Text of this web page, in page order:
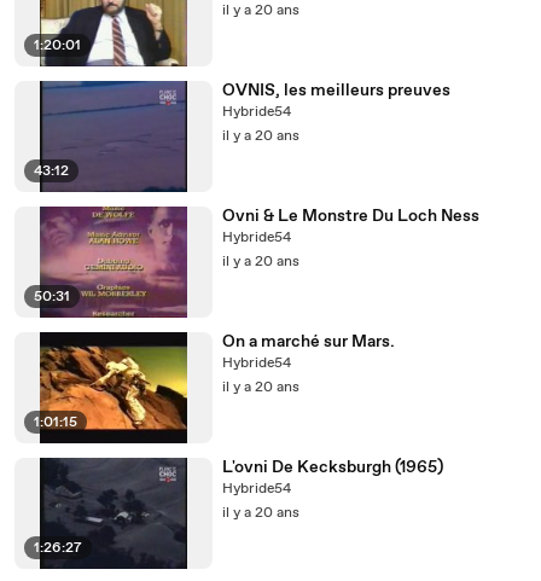
1:20:01
il y a 20 ans
43:12
OVNIS, les meilleurs preuves
Hybride54
il y a 20 ans
50:31
Ovni & Le Monstre Du Loch Ness
Hybride54
il y a 20 ans
1:01:15
On a marché sur Mars.
Hybride54
il y a 20 ans
1:26:27
L'ovni De Kecksburgh (1965)
Hybride54
il y a 20 ans